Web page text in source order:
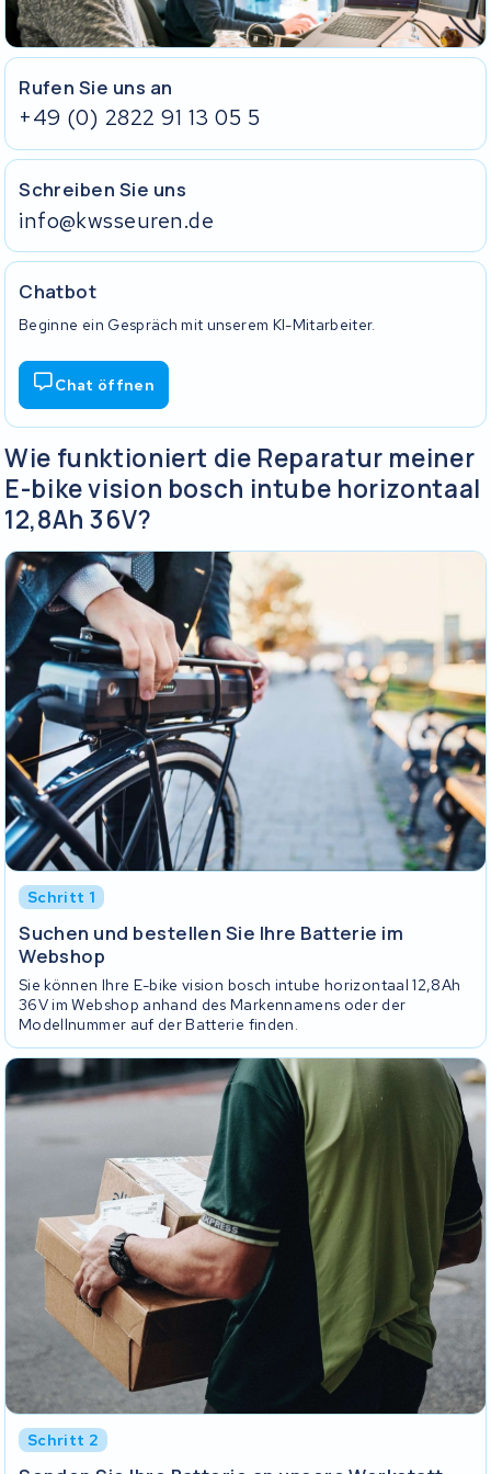
vollständig testen.
Rufen Sie uns an
+49 (0) 2822 91 13 05 5
Schreiben Sie uns
info@kwsseuren.de
Chatbot
Beginne ein Gespräch mit unserem KI-Mitarbeiter.
Chat öffnen
Wie funktioniert die Reparatur meiner
E-bike vision bosch intube horizontaal
12,8Ah 36V?
Schritt 1
Suchen und bestellen Sie Ihre Batterie im
Webshop
Sie können Ihre E-bike vision bosch intube horizontaal 12,8Ah
36V im Webshop anhand des Markennamens oder der
Modellnummer auf der Batterie finden.
Schritt 2